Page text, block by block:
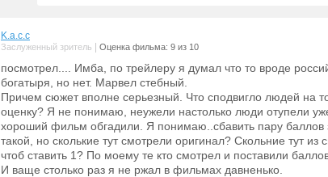
K.a.c.c
Заслуженный зритель Оценка фильма: 9 из 10
посмотрел.... Имба, по трейлеру я думал что то вроде
богатыря, но нет. Марвел стебный.
Причем сюжет вполне серьезный. Что сподвигло людей на
оценку? Я не понимаю, неужели настолько люди отупели
хороший фильм обгадили. Я понимаю..сбавить пару баллов
такой, но сколькие тут смотрели оригинал? Скольние тут из
чтоб ставить 1? По моему те кто смотрел и поставили
И ваще столько раз я не ржал в фильмах давненько.